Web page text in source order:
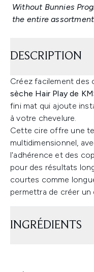
Without Bunnies
the entire
DESCRIPTION
Créez facilement des
sèche Hair Play de
fini mat qui ajoute
à votre chevelure.
Cette cire offre une
multidimensionnel,
l'adhérence et des
pour des résultats
courtes comme
permettra de créer
INGRÉDIENTS